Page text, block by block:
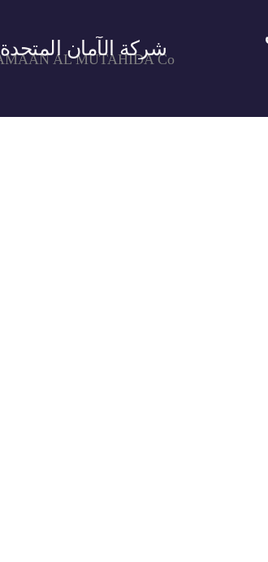
شركة الآمان المتحدة